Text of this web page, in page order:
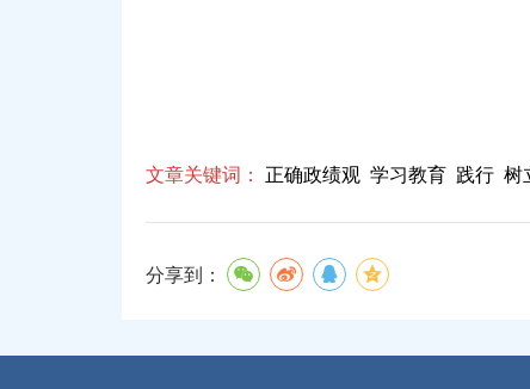
文章关键词： 正确政绩观 学习教育 践行 树
分享到：